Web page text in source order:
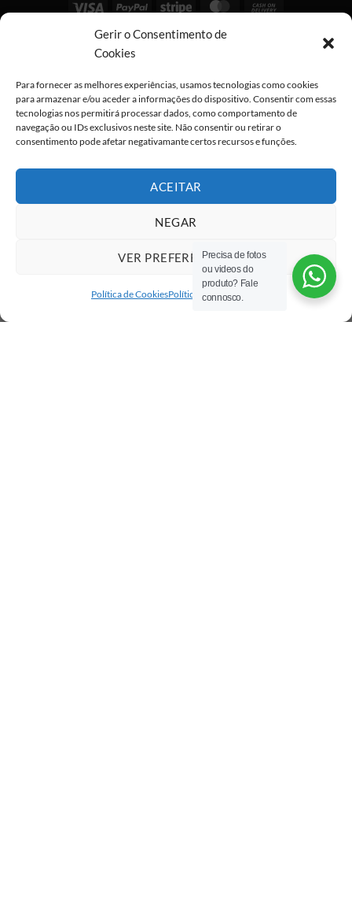
Gerir o Consentimento de
Cookies
Para fornecer as melhores experiências, usamos tecnologias como cookies
para armazenar e/ou aceder a informações do dispositivo. Consentir com essas
tecnologias nos permitirá processar dados, como comportamento de
navegação ou IDs exclusivos neste site. Não consentir ou retirar o
consentimento pode afetar negativamante certos recursos e funções.
ACEITAR
NEGAR
VER PREFERÊNCIAS
Política de CookiesPolítica de privacidade
Visa PayPal Stripe MasterCard
Copyright 2026 ©All rights reserved
Precisa de fotos
ou videos do
produto? Fale
connosco.